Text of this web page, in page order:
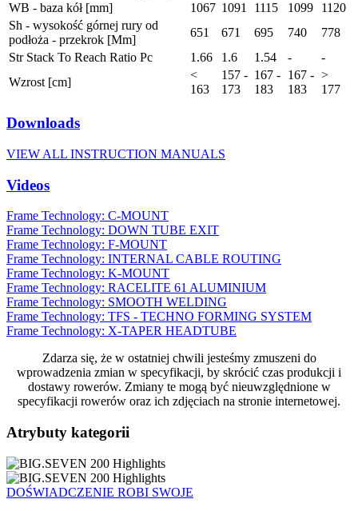
WB - baza kół [mm]
1067 1091 1115 1099
1120
Sh - wysokość górnej rury od
podłoża - przekrok [Mm]
651 671 695 740
778
Str Stack To Reach Ratio Pc
1.66 1.6 1.54 -
-
Wzrost [cm]
<
163
157 -
173
167 -
183
167 -
183
>
177
Downloads
VIEW ALL INSTRUCTION MANUALS
Videos
Frame Technology: C-MOUNT
Frame Technology: DOWN TUBE EXIT
Frame Technology: F-MOUNT
Frame Technology: INTERNAL CABLE ROUTING
Frame Technology: K-MOUNT
Frame Technology: RACELITE 61 ALUMINIUM
Frame Technology: SMOOTH WELDING
Frame Technology: TFS - TECHNO FORMING SYSTEM
Frame Technology: X-TAPER HEADTUBE
Zdarza się, że w ostatniej chwili jesteśmy zmuszeni do
wprowadzenia zmian w specyfikacji, by skrócić czas produkcji i
dostawy rowerów. Zmiany te mogą być nieuwzględnione w
specyfikacji rowerów oraz ich zdjęciach na stronie internetowej.
Atrybuty kategorii
DOŚWIADCZENIE ROBI SWOJE